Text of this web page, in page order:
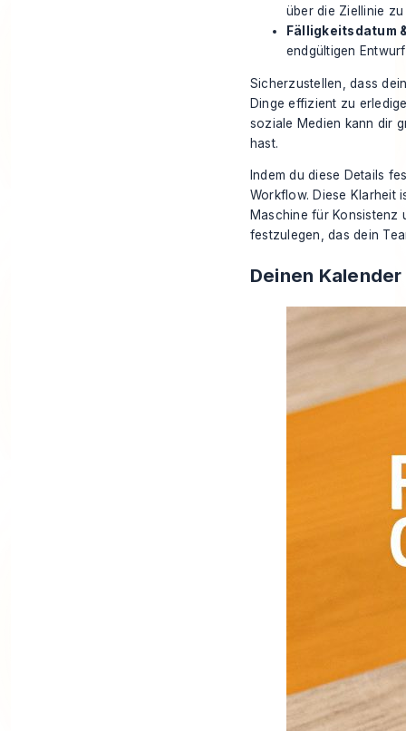
über die Ziellinie zu
Fälligkeitsdatum
endgültigen
Sicherzustellen, dass
Dinge effizient zu
soziale Medien kann dir
hast.
Indem du diese Details
Workflow. Diese Klarheit
Maschine für Konsistenz
festzulegen, das dein
Deinen